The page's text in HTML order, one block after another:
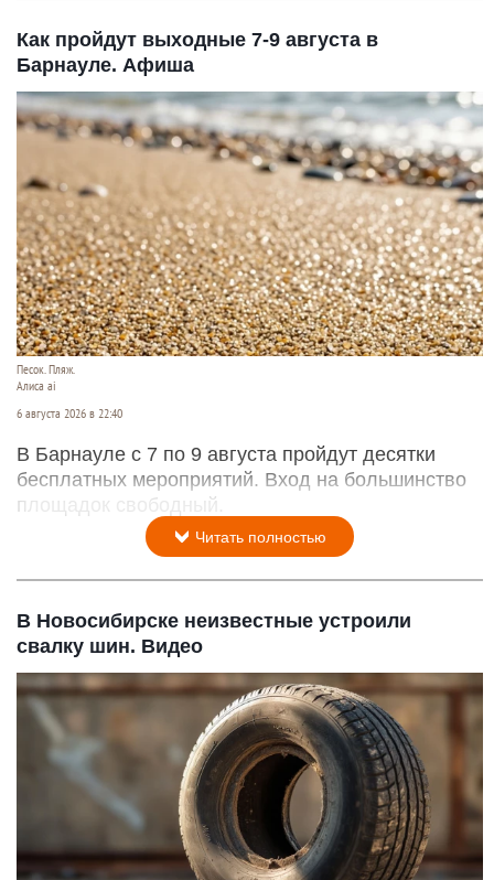
Как пройдут выходные 7-9 августа в
Барнауле. Афиша
Песок. Пляж.
Алиса ai
6 августа 2026 в 22:40
В Барнауле с 7 по 9 августа пройдут десятки
бесплатных мероприятий. Вход на большинство
площадок свободный.
Читать полностью
В Новосибирске неизвестные устроили
свалку шин. Видео